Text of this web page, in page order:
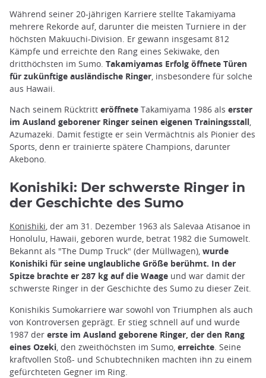
Während seiner 20-jährigen Karriere stellte Takamiyama
mehrere Rekorde auf, darunter die meisten Turniere in der
höchsten Makuuchi-Division. Er gewann insgesamt 812
Kämpfe und erreichte den Rang eines Sekiwake, den
dritthöchsten im Sumo. Takamiyamas Erfolg öffnete Türen
für zukünftige ausländische Ringer, insbesondere für solche
aus Hawaii.
Nach seinem Rücktritt eröffnete Takamiyama 1986 als erster
im Ausland geborener Ringer seinen eigenen Trainingsstall,
Azumazeki. Damit festigte er sein Vermächtnis als Pionier des
Sports, denn er trainierte spätere Champions, darunter
Akebono.
Konishiki: Der schwerste Ringer in
der Geschichte des Sumo
Konishiki, der am 31. Dezember 1963 als Salevaa Atisanoe in
Honolulu, Hawaii, geboren wurde, betrat 1982 die Sumowelt.
Bekannt als "The Dump Truck" (der Müllwagen), wurde
Konishiki für seine unglaubliche Größe berühmt. In der
Spitze brachte er 287 kg auf die Waage und war damit der
schwerste Ringer in der Geschichte des Sumo zu dieser Zeit.
Konishikis Sumokarriere war sowohl von Triumphen als auch
von Kontroversen geprägt. Er stieg schnell auf und wurde
1987 der erste im Ausland geborene Ringer, der den Rang
eines Ozeki , den zweithöchsten im Sumo, erreichte . Seine
kraftvollen Stoß- und Schubtechniken machten ihn zu einem
gefürchteten Gegner im Ring.